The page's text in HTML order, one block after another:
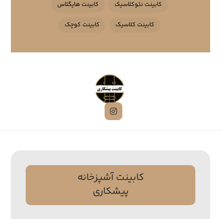
کابینت نئوکلاسیک کابینت هایگلاس
کابینت کلاسیک کابینت کوچک
کابینت آشپزخانه
پیشکاری